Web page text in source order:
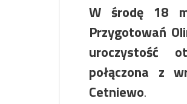
W środę 18
Przygotowań
uroczystość
połączona z
Cetniewo.